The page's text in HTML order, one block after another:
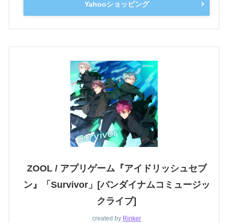
Yahooショッピング
ZOOL / アプリゲーム『アイドリッシュセブ
ン』「Survivor」[バンダイナムコミュージッ
クライブ]
created by Rinker